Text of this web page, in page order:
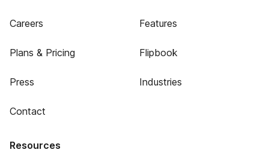
Careers
Plans & Pricing
Press
Contact
Features
Flipbook
Industries
Resources